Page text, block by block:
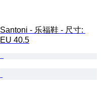
Santoni - 乐福鞋 - 尺寸:
EU 40.5